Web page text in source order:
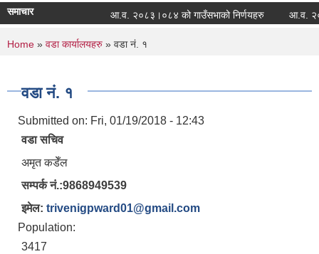
समाचार आ.व. २०८३।०८४ को गाउँसभाको निर्णयहरु आ.व.
You are here
Home » वडा कार्यालयहरु » वडा नं. १
वडा नं. १
Submitted on: Fri, 01/19/2018 - 12:43
वडा सचिव
अमृत कडेँल
सम्पर्क नं.:9868949539
इमेल: trivenigpward01@gmail.com
Population:
3417